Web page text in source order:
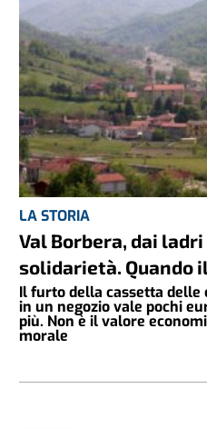
LA STORIA
Val Borbera, dai
solidarietà. Quando
Il furto della cassetta delle
in un negozio vale pochi
più. Non è il valore
morale